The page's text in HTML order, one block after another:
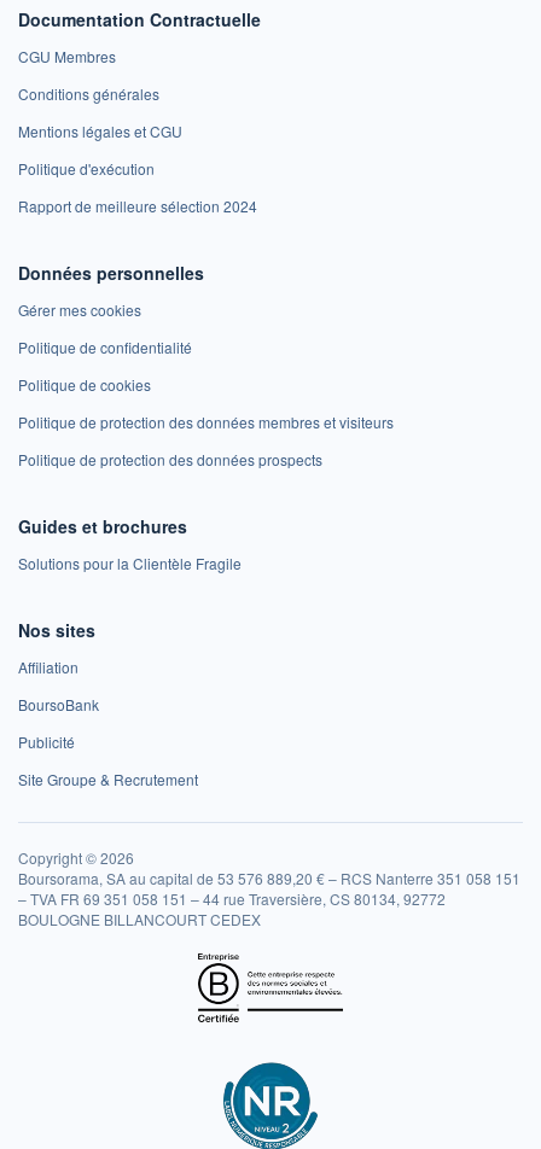
Documentation Contractuelle
CGU Membres
Conditions générales
Mentions légales et CGU
Politique d'exécution
Rapport de meilleure sélection 2024
Données personnelles
Gérer mes cookies
Politique de confidentialité
Politique de cookies
Politique de protection des données membres et visiteurs
Politique de protection des données prospects
Guides et brochures
Solutions pour la Clientèle Fragile
Nos sites
Affiliation
BoursoBank
Publicité
Site Groupe & Recrutement
Copyright © 2026
Boursorama, SA au capital de 53 576 889,20 € – RCS Nanterre 351 058 151
– TVA FR 69 351 058 151 – 44 rue Traversière, CS 80134, 92772
BOULOGNE BILLANCOURT CEDEX